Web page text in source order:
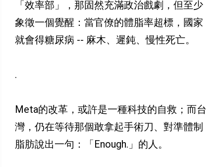
「效率部」，那固然充滿政治戲劇，但至少
象徵一個覺醒：當官僚的體脂率超標，國家
就會得糖尿病 -- 麻木、遲鈍、慢性死亡。
.
Meta的改革，或許是一種科技的自救；而台
灣，仍在等待那個敢拿起手術刀、對準體制
脂肪說出一句：「Enough.」的人。